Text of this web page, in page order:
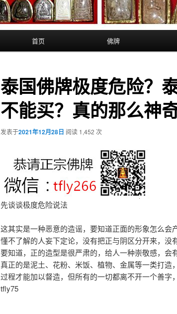
首页 佛牌
泰国佛牌极度危险？
不能买？真的那么神
发表于2021年12月28日 阅读 1,452 次
先谈谈极度危险说法
这其实是一种恶意的造谣，要知道正面的形象怎么会
懂不了解的人妄下定论，没有把正与阴区分开来，没
要知道，正的造型是很严肃的，给人一种崇敬感，会
真正的是泥土、花粉、米饭、植物、金属等一类打造
过程才能加以督造，但所有的一切都离不开一个善字
tfly75